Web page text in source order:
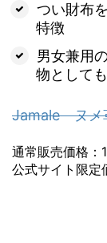
つい財布
特徴
男女兼用
物として
Jamale ヌメ
通常販売価格：
公式サイト限定